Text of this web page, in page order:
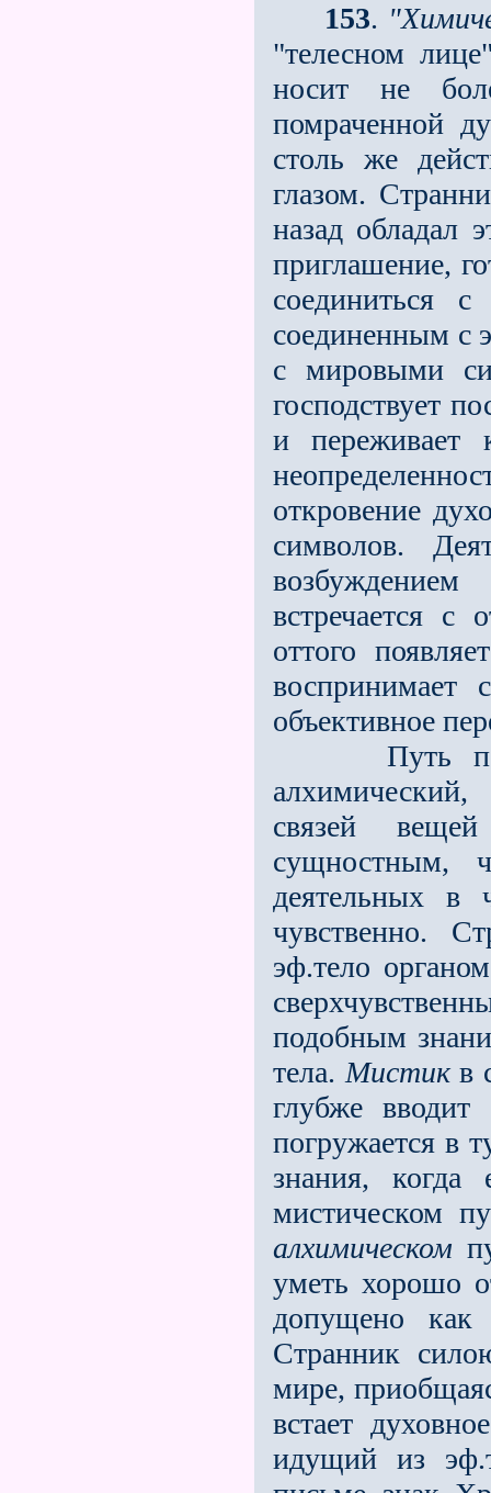
153.
"телесном
носит не
помраченной
столь же
глазом.
назад обладал
приглашение,
соединиться
соединенным с
с мировыми
господствует
и
откровение
символов.
встречается
оттого
воспринимает
объективное
Путь
связей
сущностным,
деятельных в
чувственно.
эф.тело
подобным
тела. Мистикв
глубже вводит
погружается в
знания, когда
мистическом
алхимическом
уметь хорошо
допущено как
Странник
мире,
встает
идущий из